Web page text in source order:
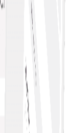
מכירות
בפלטפורמות